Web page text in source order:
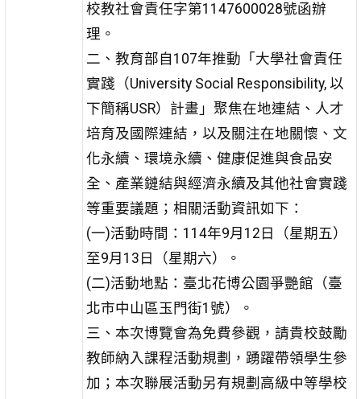
校教社會責任字第1147600028號函辦
理。
二、教育部自107年推動「大學社會責任
實踐（University Social Responsibility, 以
下簡稱USR）計畫」聚焦在地連結、人才
培育及國際連結，以及關注在地關懷、文
化永續、環境永續、健康促進與食品安
全、產業鏈結與經濟永續及其他社會實踐
等重要議題；相關活動資訊如下：
(一)活動時間：114年9月12日（星期五）
至9月13日（星期六）。
(二)活動地點：臺北花博公園爭艷館（臺
北市中山區玉門街1號）。
三、本次博覽會為免費參觀，請貴校鼓勵
教師納入課程活動規劃，踴躍帶領學生參
加；本次聯展活動另有規劃高級中等學校